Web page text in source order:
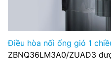
Điều hòa nối ống gió 1
ZBNQ36LM3A0/ZUAD3